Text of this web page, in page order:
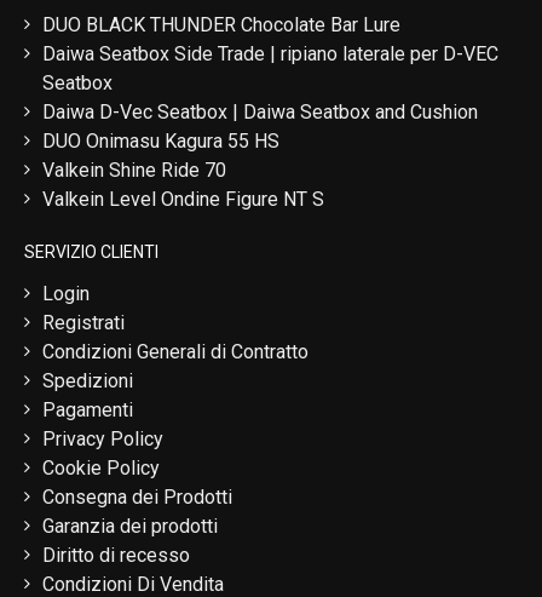
DUO BLACK THUNDER Chocolate Bar Lure
Daiwa Seatbox Side Trade | ripiano laterale per D-VEC
Seatbox
Daiwa D-Vec Seatbox | Daiwa Seatbox and Cushion
DUO Onimasu Kagura 55 HS
Valkein Shine Ride 70
Valkein Level Ondine Figure NT S
SERVIZIO CLIENTI
Login
Registrati
Condizioni Generali di Contratto
Spedizioni
Pagamenti
Privacy Policy
Cookie Policy
Consegna dei Prodotti
Garanzia dei prodotti
Diritto di recesso
Condizioni Di Vendita